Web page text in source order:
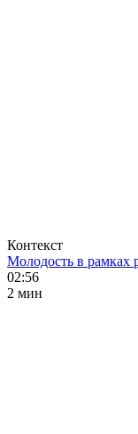
Контекст
Молодость в рамках
02:56
2 мин